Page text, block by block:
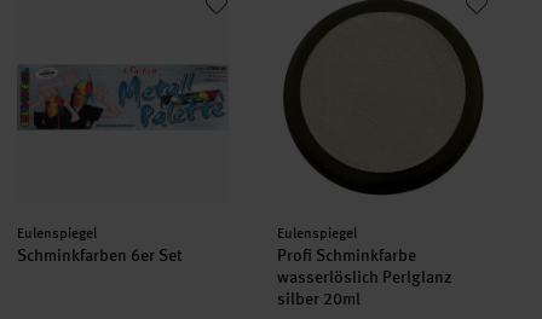
Hersteller:
Eulenspiegel
Schminkfarben 6er Set
Hersteller:
Eulenspiegel
Profi Schminkfarbe
wasserlöslich Perlglanz
silber 20ml